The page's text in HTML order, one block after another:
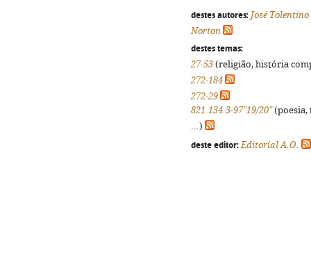
destes autores: José
Norton
destes temas:
27-53 (religião, história
272-184
272-29
821.134.3-97"19/20"(poesia,
...)
deste editor: Editorial A.O.